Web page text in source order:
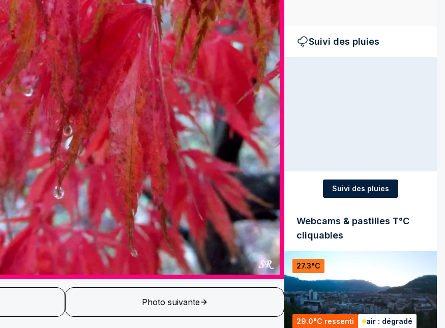
Photo suivante
Suivi des pluies
Suivi des pluies
Webcams & pastilles T°C
cliquables
27.3°C
29.0°C ressenti air : dégradé